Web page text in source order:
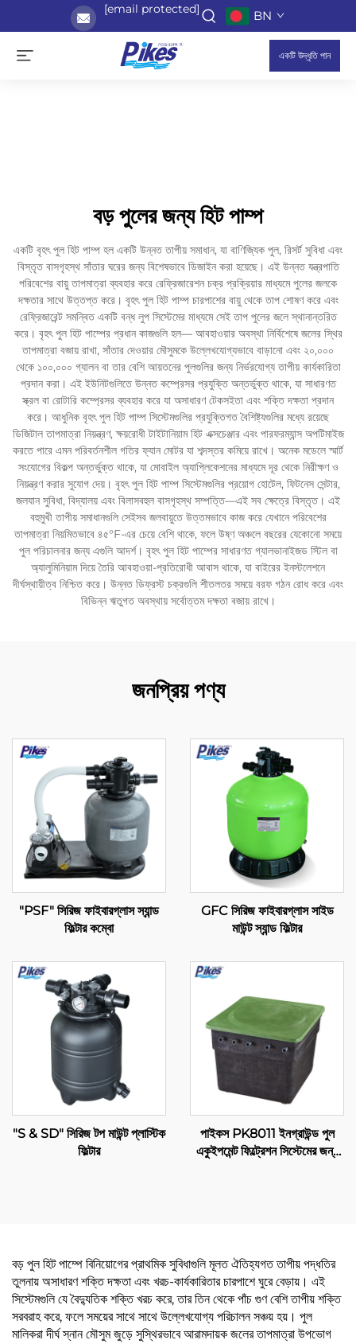
[email protected] BN
একটি উদ্ধৃতি পান
বড় পুলের জন্য হিট পাম্প
একটি বৃহৎ পুল হিট পাম্প হল একটি উন্নত তাপীয় সমাধান, যা বাণিজ্যিক পুল, রিসর্ট সুবিধা এবং
বিস্তৃত বাসগৃহস্থ সাঁতার ঘরের জন্য বিশেষভাবে ডিজাইন করা হয়েছে। এই উন্নত যন্ত্রপাতি
পরিবেশের বায়ু তাপমাত্রা ব্যবহার করে রেফ্রিজারেশন চক্র প্রক্রিয়ার মাধ্যমে পুলের জলকে
দক্ষতার সাথে উত্তপ্ত করে। বৃহৎ পুল হিট পাম্প চারপাশের বায়ু থেকে তাপ শোষণ করে এবং
রেফ্রিজারেন্ট সমন্বিত একটি বন্ধ লুপ সিস্টেমের মাধ্যমে সেই তাপ পুলের জলে স্থানান্তরিত
করে। বৃহৎ পুল হিট পাম্পের প্রধান কাজগুলি হল— আবহাওয়ার অবস্থা নির্বিশেষে জলের স্থির
তাপমাত্রা বজায় রাখা, সাঁতার দেওয়ার মৌসুমকে উল্লেখযোগ্যভাবে বাড়ানো এবং ২০,০০০
থেকে ১০০,০০০ গ্যালন বা তার বেশি আয়তনের পুলগুলির জন্য নির্ভরযোগ্য তাপীয় কার্যকারিতা
প্রদান করা। এই ইউনিটগুলিতে উন্নত কম্প্রেসর প্রযুক্তি অন্তর্ভুক্ত থাকে, যা সাধারণত
স্ক্রল বা রোটারি কম্প্রেসর ব্যবহার করে যা অসাধারণ টেকসইতা এবং শক্তি দক্ষতা প্রদান
করে। আধুনিক বৃহৎ পুল হিট পাম্প সিস্টেমগুলির প্রযুক্তিগত বৈশিষ্ট্যগুলির মধ্যে রয়েছে
ডিজিটাল তাপমাত্রা নিয়ন্ত্রণ, ক্ষয়রোধী টাইটানিয়াম হিট এক্সচেঞ্জার এবং পারফরম্যান্স অপটিমাইজ
করতে পারে এমন পরিবর্তনশীল গতির ফ্যান মোটর যা শব্দস্তর কমিয়ে রাখে। অনেক মডেলে স্মার্ট
সংযোগের বিকল্প অন্তর্ভুক্ত থাকে, যা মোবাইল অ্যাপ্লিকেশনের মাধ্যমে দূর থেকে নিরীক্ষণ ও
নিয়ন্ত্রণ করার সুযোগ দেয়। বৃহৎ পুল হিট পাম্প সিস্টেমগুলির প্রয়োগ হোটেল, ফিটনেস সেন্টার,
জলযান সুবিধা, বিদ্যালয় এবং বিলাসবহুল বাসগৃহস্থ সম্পত্তি—এই সব ক্ষেত্রে বিস্তৃত। এই
বহুমুখী তাপীয় সমাধানগুলি সেইসব জলবায়ুতে উত্তমভাবে কাজ করে যেখানে পরিবেশের
তাপমাত্রা নিয়মিতভাবে ৪৫°F-এর চেয়ে বেশি থাকে, ফলে উষ্ণ অঞ্চলে বছরের যেকোনো সময়ে
পুল পরিচালনার জন্য এগুলি আদর্শ। বৃহৎ পুল হিট পাম্পের সাধারণত গ্যালভানাইজড স্টিল বা
অ্যালুমিনিয়াম দিয়ে তৈরি আবহাওয়া-প্রতিরোধী আবাস থাকে, যা বাইরের ইনস্টলেশনে
দীর্ঘস্থায়ীত্ব নিশ্চিত করে। উন্নত ডিফ্রস্ট চক্রগুলি শীতলতর সময়ে বরফ গঠন রোধ করে এবং
বিভিন্ন ঋতুগত অবস্থায় সর্বোত্তম দক্ষতা বজায় রাখে।
জনপ্রিয় পণ্য
"PSF" সিরিজ ফাইবারগ্লাস স্যান্ড
ফিল্টার কম্বো
GFC সিরিজ ফাইবারগ্লাস সাইড
মাউন্ট স্যান্ড ফিল্টার
"S & SD" সিরিজ টপ মাউন্ট প্লাস্টিক
ফিল্টার
পাইকস PK8011 ইনগ্রাউন্ড পুল
একুইপমেন্ট ফিল্ট্রেশন সিস্টেমের জন্য
বড় পুল হিট পাম্পে বিনিয়োগের প্রাথমিক সুবিধাগুলি মূলত ঐতিহ্যগত তাপীয় পদ্ধতির
তুলনায় অসাধারণ শক্তি দক্ষতা এবং খরচ-কার্যকারিতার চারপাশে ঘুরে বেড়ায়। এই
সিস্টেমগুলি যে বৈদ্যুতিক শক্তি খরচ করে, তার তিন থেকে পাঁচ গুণ বেশি তাপীয় শক্তি
সরবরাহ করে, ফলে সময়ের সাথে সাথে উল্লেখযোগ্য পরিচালন সঞ্চয় হয়। পুল
মালিকরা দীর্ঘ স্নান মৌসুম জুড়ে সুস্থিরভাবে আরামদায়ক জলের তাপমাত্রা উপভোগ